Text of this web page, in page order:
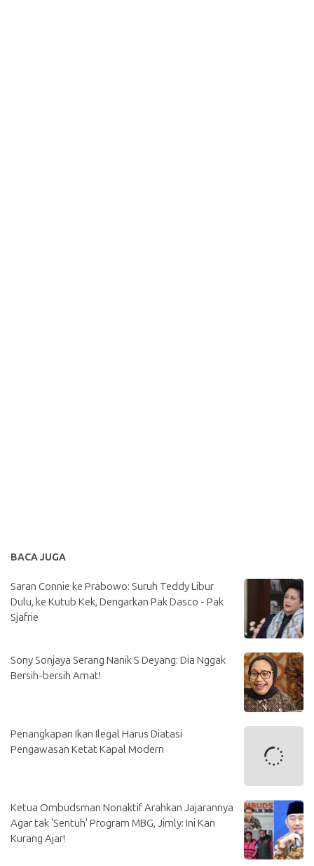
BACA JUGA
Saran Connie ke Prabowo: Suruh Teddy Libur
Dulu, ke Kutub Kek, Dengarkan Pak Dasco - Pak
Sjafrie
Sony Sonjaya Serang Nanik S Deyang: Dia Nggak
Bersih-bersih Amat!
Penangkapan Ikan Ilegal Harus Diatasi
Pengawasan Ketat Kapal Modern
Ketua Ombudsman Nonaktif Arahkan Jajarannya
Agar tak 'Sentuh' Program MBG, Jimly: Ini Kan
Kurang Ajar!